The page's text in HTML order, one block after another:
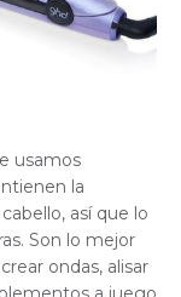
usamos
la
así que lo
Son lo mejor
ondas, alisar